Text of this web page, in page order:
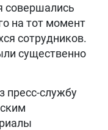
совершались
на тот момент
сотрудников.
существенно
пресс-службу